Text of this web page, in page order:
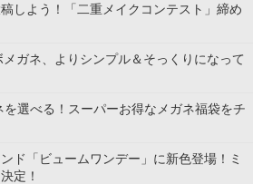
しよう！「二重メイクコンテスト」締め
ガネ、よりシンプル＆そっくりになって
を選べる！スーパーお得なメガネ福袋をチ
ド「ビュームワンデー」に新色登場！ミ
定！